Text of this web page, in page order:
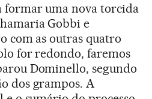
formar uma nova torcida
Gobbi e
com as outras quatro
for redondo, faremos
Dominello, segundo
dos grampos. A